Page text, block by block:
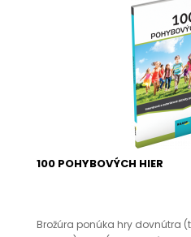
100 POHYBOVÝCH HIER
Brožúra ponúka hry dovnútra